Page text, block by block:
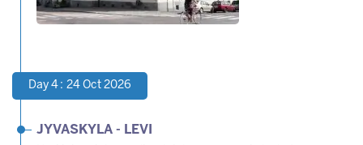
Day 4 : 24 Oct 2026
JYVASKYLA - LEVI